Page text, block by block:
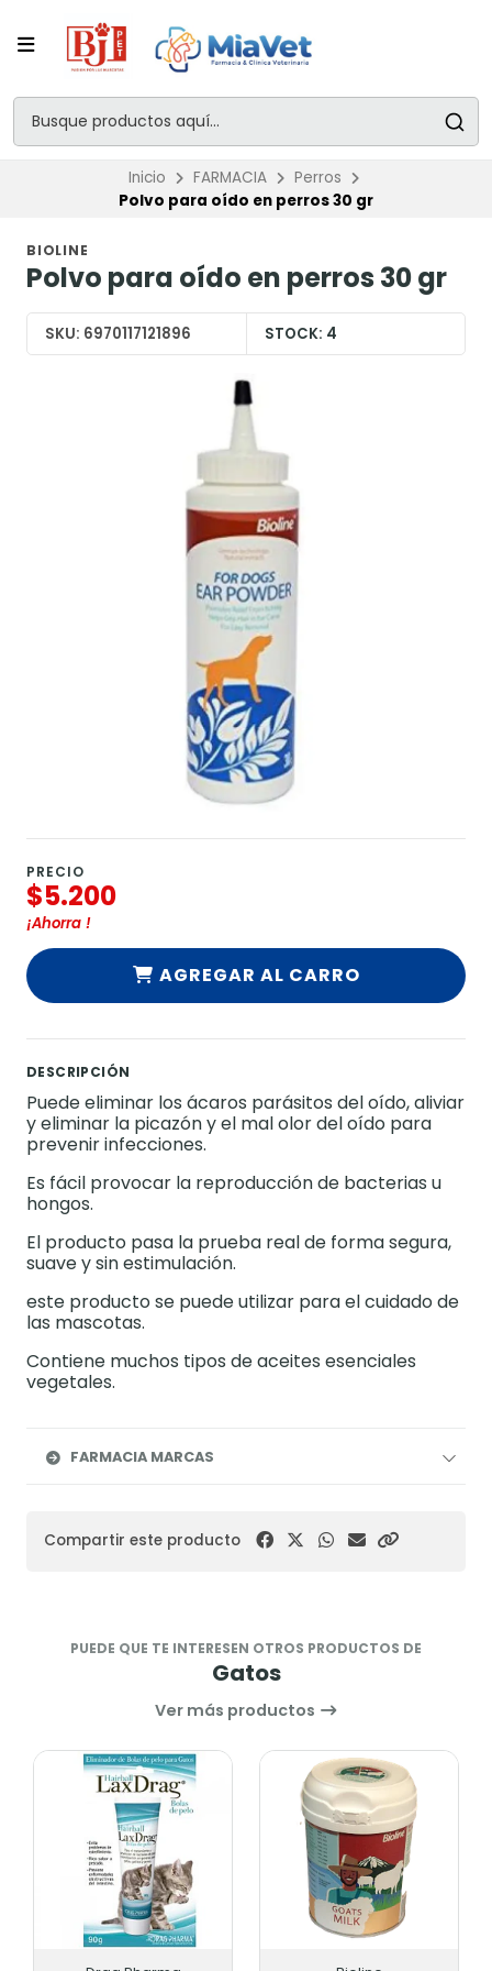
Inicio FARMACIA
Perros
Polvo para oído en perros 30 gr
BIOLINE
Polvo para oído en perros 30 gr
SKU: 6970117121896 STOCK: 4
PRECIO
$5.200
¡Ahorra !
AGREGAR AL CARRO
DESCRIPCIÓN
Puede eliminar los ácaros parásitos del oído, aliviar
y eliminar la picazón y el mal olor del oído para
prevenir infecciones.
Es fácil provocar la reproducción de bacterias u
hongos.
El producto pasa la prueba real de forma segura,
suave y sin estimulación.
este producto se puede utilizar para el cuidado de
las mascotas.
Contiene muchos tipos de aceites esenciales
vegetales.
FARMACIA MARCAS
Compartir este producto
PUEDE QUE TE INTERESEN OTROS PRODUCTOS DE
Gatos
Ver más productos